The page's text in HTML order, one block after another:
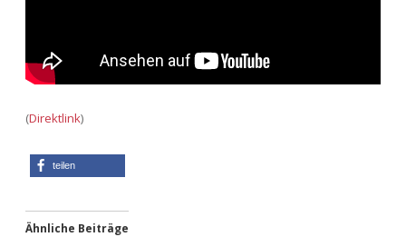
Adventskalender 2015
(Direktlink)
teilen
Ähnliche Beiträge